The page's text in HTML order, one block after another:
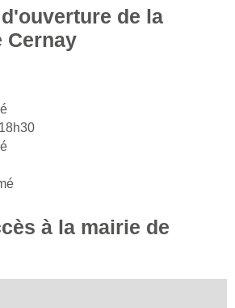
de la
Cernay
à la mairie de